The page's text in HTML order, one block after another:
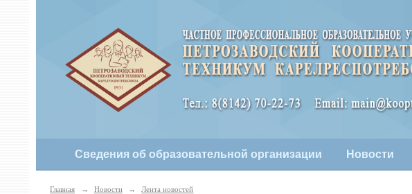
Сведения об образовательной организации Новости
Главная → Новости → Лента новостей